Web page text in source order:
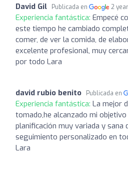
David Gil Publicada en 2
Experiencia fantástica: Empecé
este tiempo he cambiado
comer, de ver la comida, de
excelente profesional, muy
por todo Lara
david rubio benito Publicada en
Experiencia fantástica: La mejor
tomado,he alcanzado mi
planificación muy variada y sana
seguimiento personalizado en
Lara